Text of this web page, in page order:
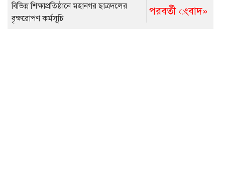
পরবর্তী ংবাদ»
বিভিন্ন শিক্ষাপ্রতিষ্ঠানে মহানগর ছাত্রদলের
বৃক্ষরোপণ কর্মসূচি